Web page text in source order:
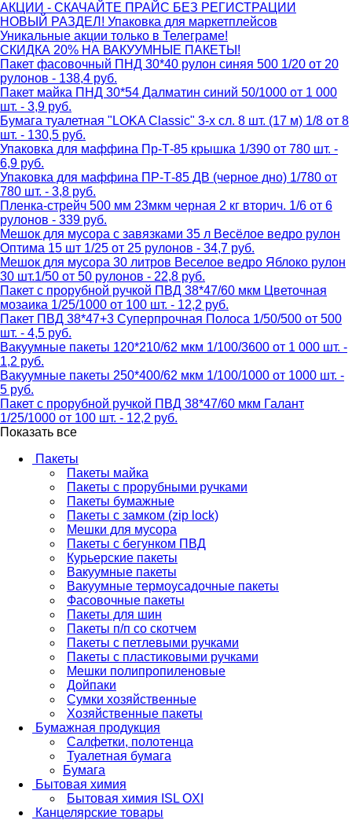
АКЦИИ - СКАЧАЙТЕ ПРАЙС БЕЗ РЕГИСТРАЦИИ
НОВЫЙ РАЗДЕЛ! Упаковка для маркетплейсов
Уникальные акции только в Телеграме!
СКИДКА 20% НА ВАКУУМНЫЕ ПАКЕТЫ!
Пакет фасовочный ПНД 30*40 рулон синяя 500 1/20 от 20
рулонов - 138,4 руб.
Пакет майка ПНД 30*54 Далматин синий 50/1000 от 1 000
шт. - 3,9 руб.
Бумага туалетная "LOKA Classic" 3-х сл. 8 шт. (17 м) 1/8 от 8
шт. - 130,5 руб.
Упаковка для маффина Пр-Т-85 крышка 1/390 от 780 шт. -
6,9 руб.
Упаковка для маффина ПР-Т-85 ДВ (черное дно) 1/780 от
780 шт. - 3,8 руб.
Пленка-стрейч 500 мм 23мкм черная 2 кг вторич. 1/6 от 6
рулонов - 339 руб.
Мешок для мусора с завязками 35 л Весёлое ведро рулон
Оптима 15 шт 1/25 от 25 рулонов - 34,7 руб.
Мешок для мусора 30 литров Веселое ведро Яблоко рулон
30 шт.1/50 от 50 рулонов - 22,8 руб.
Пакет с прорубной ручкой ПВД 38*47/60 мкм Цветочная
мозаика 1/25/1000 от 100 шт. - 12,2 руб.
Пакет ПВД 38*47+3 Суперпрочная Полоса 1/50/500 от 500
шт. - 4,5 руб.
Вакуумные пакеты 120*210/62 мкм 1/100/3600 от 1 000 шт. -
1,2 руб.
Вакуумные пакеты 250*400/62 мкм 1/100/1000 от 1000 шт. -
5 руб.
Пакет с прорубной ручкой ПВД 38*47/60 мкм Галант
1/25/1000 от 100 шт. - 12,2 руб.
Показать все
Пакеты
Пакеты майка
Пакеты с прорубными ручками
Пакеты бумажные
Пакеты с замком (zip lock)
Мешки для мусора
Пакеты с бегунком ПВД
Курьерские пакеты
Вакуумные пакеты
Вакуумные термоусадочные пакеты
Фасовочные пакеты
Пакеты для шин
Пакеты п/п со скотчем
Пакеты с петлевыми ручками
Пакеты с пластиковыми ручками
Мешки полипропиленовые
Дойпаки
Сумки хозяйственные
Хозяйственные пакеты
Бумажная продукция
Салфетки, полотенца
Туалетная бумага
Бумага
Бытовая химия
Бытовая химия ISL OXI
Канцелярские товары